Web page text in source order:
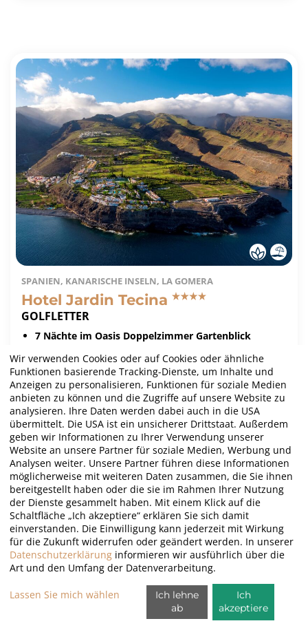
SPANIEN, KANARISCHE INSELN, LA GOMERA
Hotel Jardin Tecina
GOLFLETTER
7 Nächte im Oasis Doppelzimmer Gartenblick
5 Greenfees (5 x Tecina Golf)
ab 1.343,00 €/P. Mehr Info
Wir verwenden Cookies oder auf Cookies oder ähnliche
Funktionen basierende Tracking-Dienste, um Inhalte und
Anzeigen zu personalisieren, Funktionen für soziale Medien
anbieten zu können und die Zugriffe auf unsere Website zu
analysieren. Ihre Daten werden dabei auch in die USA
übermittelt. Die USA ist ein unsicherer Drittstaat. Außerdem
geben wir Informationen zu Ihrer Verwendung unserer
Website an unsere Partner für soziale Medien, Werbung und
Analysen weiter. Unsere Partner führen diese Informationen
möglicherweise mit weiteren Daten zusammen, die Sie ihnen
bereitgestellt haben oder die sie im Rahmen Ihrer Nutzung
der Dienste gesammelt haben. Mit einem Klick auf die
Schaltfläche „Ich akzeptiere“ erklären Sie sich damit
einverstanden. Die Einwilligung kann jederzeit mit Wirkung
für die Zukunft widerrufen oder geändert werden. In unserer
Datenschutzerklärung informieren wir ausführlich über die
Art und den Umfang der Datenverarbeitung.
Lassen Sie mich wählen
Ich lehne
ab
Ich
akzeptiere